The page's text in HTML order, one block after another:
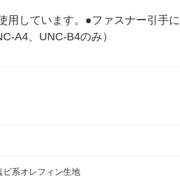
用しています。●ファスナー引手に
A4、UNC-B4のみ）
ビ系オレフィン生地